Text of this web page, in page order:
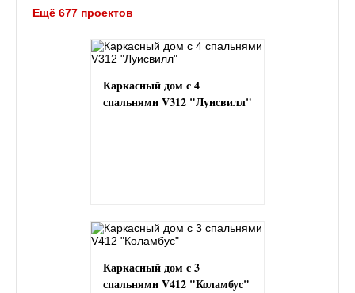
Ещё 677 проектов
Каркасный дом с 4
спальнями V312 "Луисвилл"
Каркасный дом с 3
спальнями V412 "Коламбус"